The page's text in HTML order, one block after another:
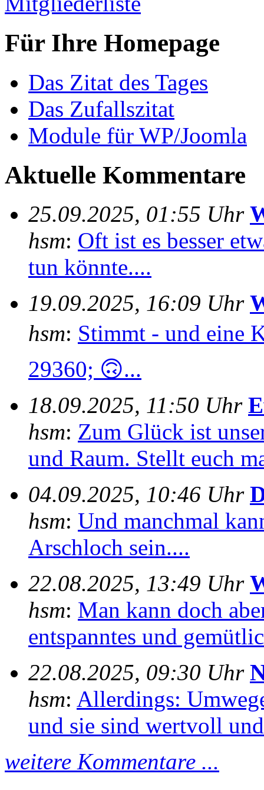
Für Ihre Homepage
Das Zitat des Tages
Das Zufallszitat
Module für WP/Joomla
Aktuelle Kommentare
25.09.2025, 01:55 Uhr
hsm: Oft ist es besser
tun könnte....
19.09.2025, 16:09 Uhr
hsm: Stimmt - und eine
29360; 🙃...
18.09.2025, 11:50 Uhr
hsm: Zum Glück ist
und Raum. Stellt euch
04.09.2025, 10:46 Uhr
hsm: Und manchmal
Arschloch sein....
22.08.2025, 13:49 Uhr
hsm: Man kann doch
entspanntes und
22.08.2025, 09:30 Uhr
hsm: Allerdings:
und sie sind wertvoll
weitere Kommentare ...